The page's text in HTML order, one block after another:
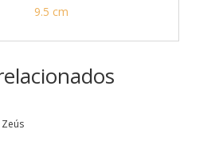
9.5 cm
Zeús